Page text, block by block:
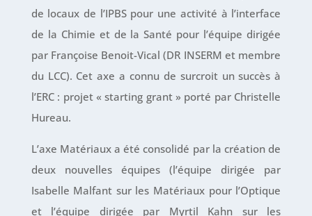
de locaux de l’IPBS pour une activité à l’interface
de la Chimie et de la Santé pour l’équipe dirigée
par Françoise Benoit-Vical (DR INSERM et membre
du LCC). Cet axe a connu de surcroit un succès à
l’ERC : projet « starting grant » porté par Christelle
Hureau.
L’axe Matériaux a été consolidé par la création de
deux nouvelles équipes (l’équipe dirigée par
Isabelle Malfant sur les Matériaux pour l’Optique
et l’équipe dirigée par Myrtil Kahn sur les